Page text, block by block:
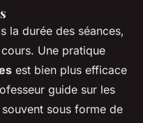
la durée des séances,
Une pratique
est bien plus efficace
guide sur les
sous forme de